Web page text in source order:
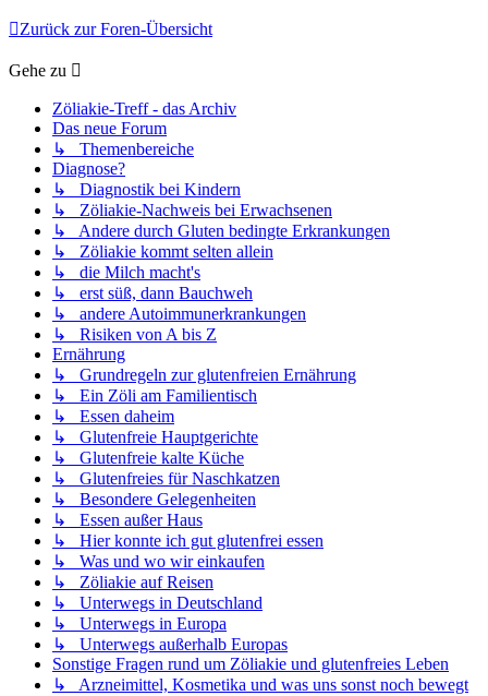
Zurück zur Foren-Übersicht
Gehe zu
Zöliakie-Treff - das Archiv
Das neue Forum
↳ Themenbereiche
Diagnose?
↳ Diagnostik bei Kindern
↳ Zöliakie-Nachweis bei Erwachsenen
↳ Andere durch Gluten bedingte Erkrankungen
↳ Zöliakie kommt selten allein
↳ die Milch macht's
↳ erst süß, dann Bauchweh
↳ andere Autoimmunerkrankungen
↳ Risiken von A bis Z
Ernährung
↳ Grundregeln zur glutenfreien Ernährung
↳ Ein Zöli am Familientisch
↳ Essen daheim
↳ Glutenfreie Hauptgerichte
↳ Glutenfreie kalte Küche
↳ Glutenfreies für Naschkatzen
↳ Besondere Gelegenheiten
↳ Essen außer Haus
↳ Hier konnte ich gut glutenfrei essen
↳ Was und wo wir einkaufen
↳ Zöliakie auf Reisen
↳ Unterwegs in Deutschland
↳ Unterwegs in Europa
↳ Unterwegs außerhalb Europas
Sonstige Fragen rund um Zöliakie und glutenfreies Leben
↳ Arzneimittel, Kosmetika und was uns sonst noch bewegt